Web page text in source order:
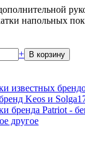
напольных
+ В корзину
известных
Keos и Solga
бренда Patriot -
другое